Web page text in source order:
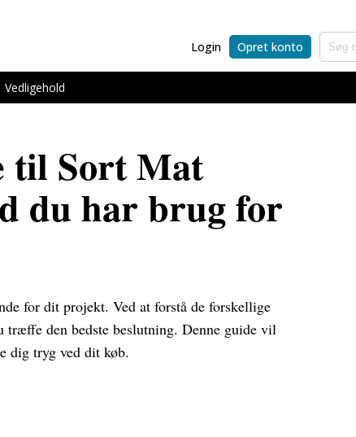
Login Opret konto
Vedligehold
til Sort Mat
du har brug for
for dit projekt. Ved at forstå de forskellige
den bedste beslutning. Denne guide vil
dig tryg ved dit køb.